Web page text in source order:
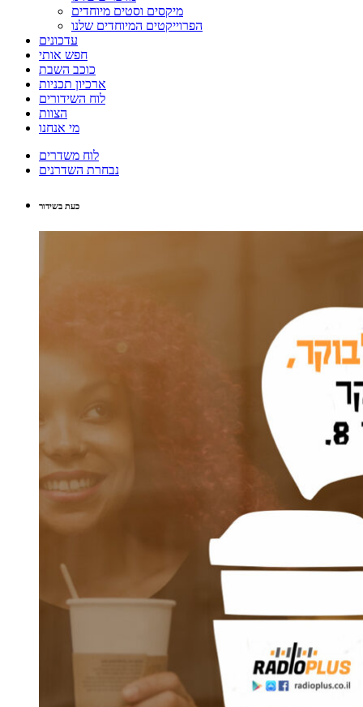
מיקסים וסטים מיוחדים
הפרוייקטים המיוחדים שלנו
עדכונים
חפש אותי
כוכב השבת
ארכיון תכניות
לוח השידורים
הצוות
מי אנחנו
לוח משדרים
נבחרת השדרנים
כעת בשידור